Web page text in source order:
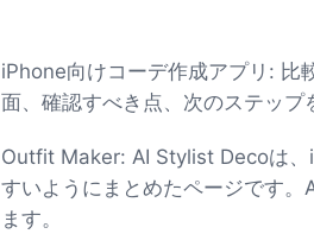
iPhone向けコーデ作成アプリ:
面、確認すべき点、次のステップ
Outfit Maker: AI Stylist Decoは、
すいようにまとめたページです
ます。